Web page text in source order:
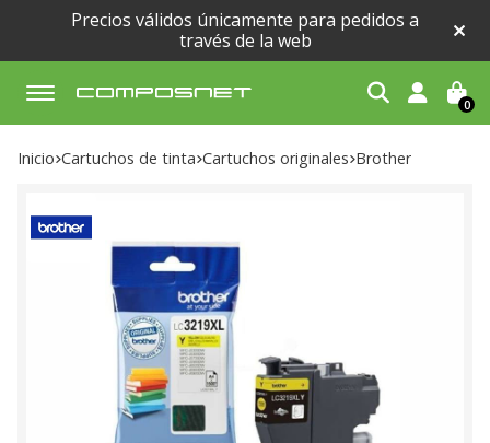
Precios válidos únicamente para pedidos a
través de la web
Buscar 0
Inicio cartuchos de tinta cartuchos originales brother